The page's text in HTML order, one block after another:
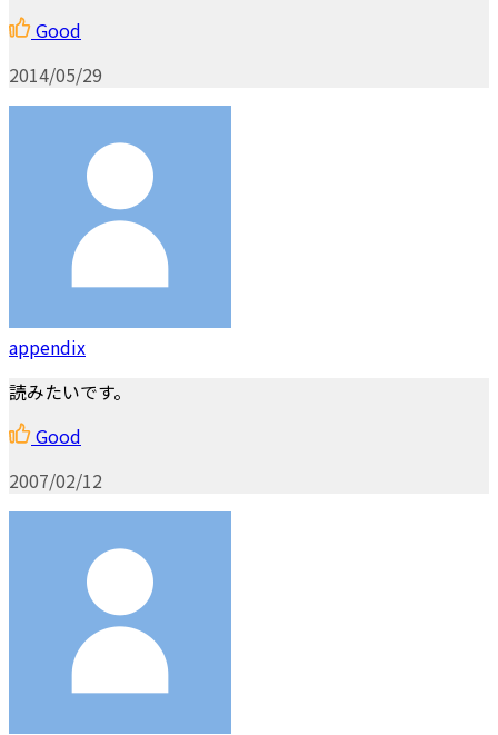
Good
2014/05/29
appendix
読みたいです。
Good
2007/02/12